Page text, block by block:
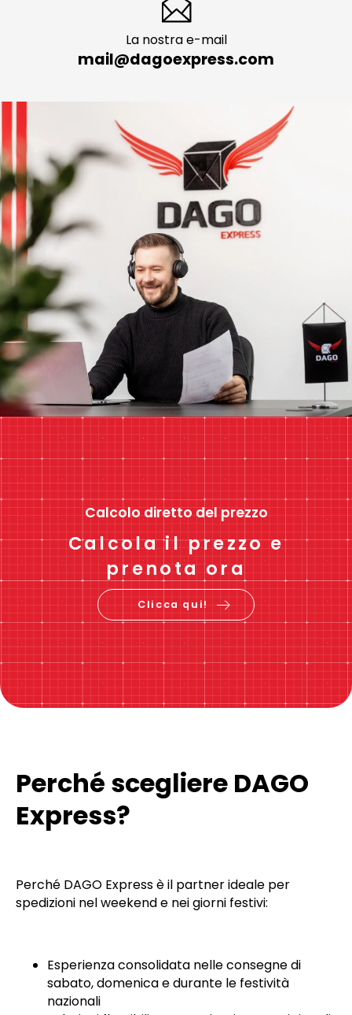
La nostra e-mail
mail@dagoexpress.com
Calcolo diretto del prezzo
Calcola il prezzo e
prenota ora
Clicca qui!
Perché scegliere DAGO
Express?
Perché DAGO Express è il partner ideale per
spedizioni nel weekend e nei giorni festivi:
Esperienza consolidata nelle consegne di
sabato, domenica e durante le festività
nazionali